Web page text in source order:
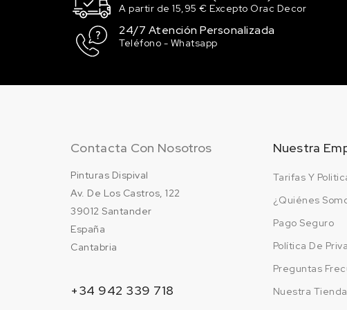
RAL 1024
Amarillo ocre
45.15 €
198 en stock
RAL 1033
A partir de 15,95 € Excepto Orac Decor
24/7 Atención Personalizada
Teléfono - Whatsapp
Contacta Con Nosotros
Pinturas Dispival
Av. De Los Castros, 122
39012 Santander
España
Cantabria
+34 942 339 718
Nuestra
Tarifas Y
¿Quiénes
Pago Seguro
Política De
Preguntas
Nuestra Tienda